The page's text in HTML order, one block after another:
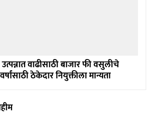
वाढीसाठी बाजार फी वसुलीचे
ठेकेदार नियुक्तीला मान्यता